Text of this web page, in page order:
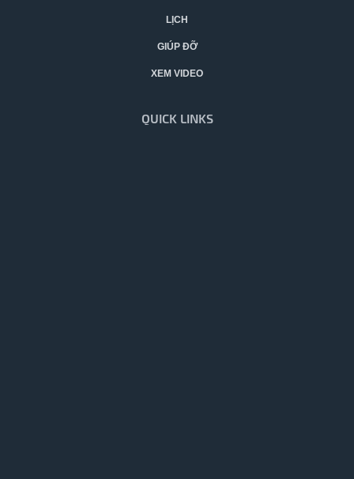
LỊCH
GIÚP ĐỠ
XEM VIDEO
QUICK LINKS